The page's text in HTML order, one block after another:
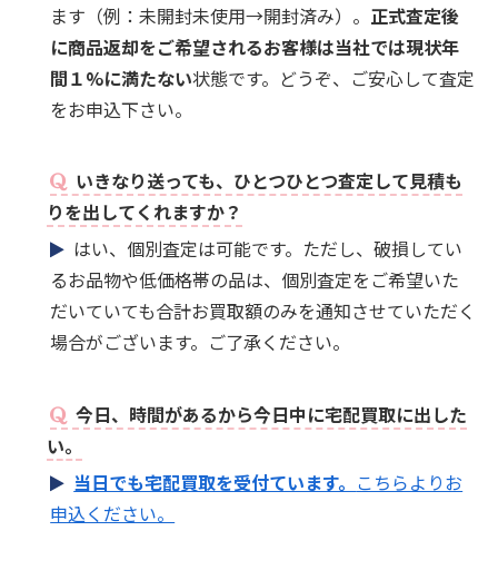
ます（例：未開封未使用→開封済み）。 正式査定後
に商品返却をご希望されるお客様は当社では現状年
間１%に満たない状態です。どうぞ、ご安心して査定
をお申込下さい。
いきなり送っても、ひとつひとつ査定して見積も
りを出してくれますか？
はい、個別査定は可能です。ただし、破損してい
るお品物や低価格帯の品は、個別査定をご希望いた
だいていても合計お買取額のみを通知させていただく
場合がございます。ご了承ください。
今日、時間があるから今日中に宅配買取に出した
い。
当日でも宅配買取を受付ています。 こちらよりお
申込ください。